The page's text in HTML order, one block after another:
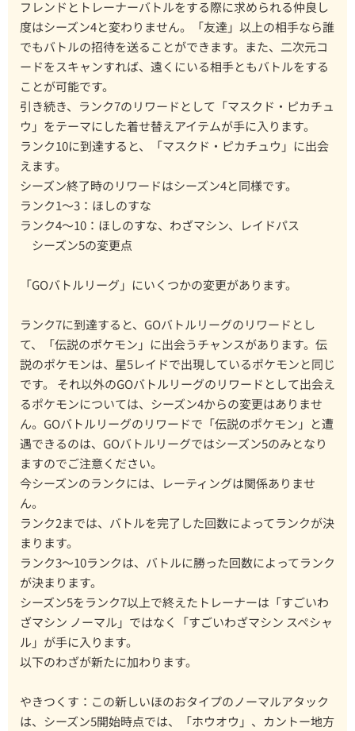
フレンドとトレーナーバトルをする際に求められる仲良し
度はシーズン4と変わりません。「友達」以上の相手なら誰
でもバトルの招待を送ることができます。また、二次元コ
ードをスキャンすれば、遠くにいる相手ともバトルをする
ことが可能です。
引き続き、ランク7のリワードとして「マスクド・ピカチュ
ウ」をテーマにした着せ替えアイテムが手に入ります。
ランク10に到達すると、「マスクド・ピカチュウ」に出会
えます。
シーズン終了時のリワードはシーズン4と同様です。
ランク1～3：ほしのすな
ランク4～10：ほしのすな、わざマシン、レイドパス
シーズン5の変更点
「GOバトルリーグ」にいくつかの変更があります。
ランク7に到達すると、GOバトルリーグのリワードとし
て、「伝説のポケモン」に出会うチャンスがあります。伝
説のポケモンは、星5レイドで出現しているポケモンと同じ
です。 それ以外のGOバトルリーグのリワードとして出会え
るポケモンについては、シーズン4からの変更はありませ
ん。GOバトルリーグのリワードで「伝説のポケモン」と遭
遇できるのは、GOバトルリーグではシーズン5のみとなり
ますのでご注意ください。
今シーズンのランクには、レーティングは関係ありませ
ん。
ランク2までは、バトルを完了した回数によってランクが決
まります。
ランク3〜10ランクは、バトルに勝った回数によってランク
が決まります。
シーズン5をランク7以上で終えたトレーナーは「すごいわ
ざマシン ノーマル」ではなく「すごいわざマシン スペシャ
ル」が手に入ります。
以下のわざが新たに加わります。
やきつくす：この新しいほのおタイプのノーマルアタック
は、シーズン5開始時点では、「ホウオウ」、カントー地方